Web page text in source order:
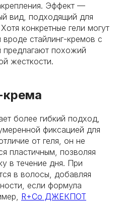
Эффект —
вид, подходящий для
конкретные гели могут
вроде стайлинг-кремов с
похожий
жесткости.
крема
более гибкий подход,
фиксацией для
от геля, он не
пластичным, позволяя
в течение дня. При
в волосы, добавляя
если формула
R+Co ДЖЕКПОТ